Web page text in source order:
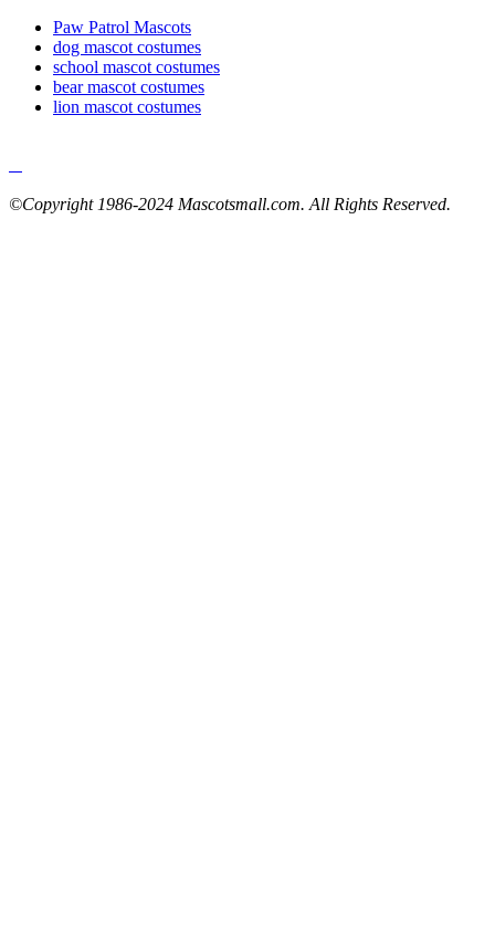
Paw Patrol Mascots
dog mascot costumes
school mascot costumes
bear mascot costumes
lion mascot costumes
©Copyright 1986-2024 Mascotsmall.com. All Rights Reserved.